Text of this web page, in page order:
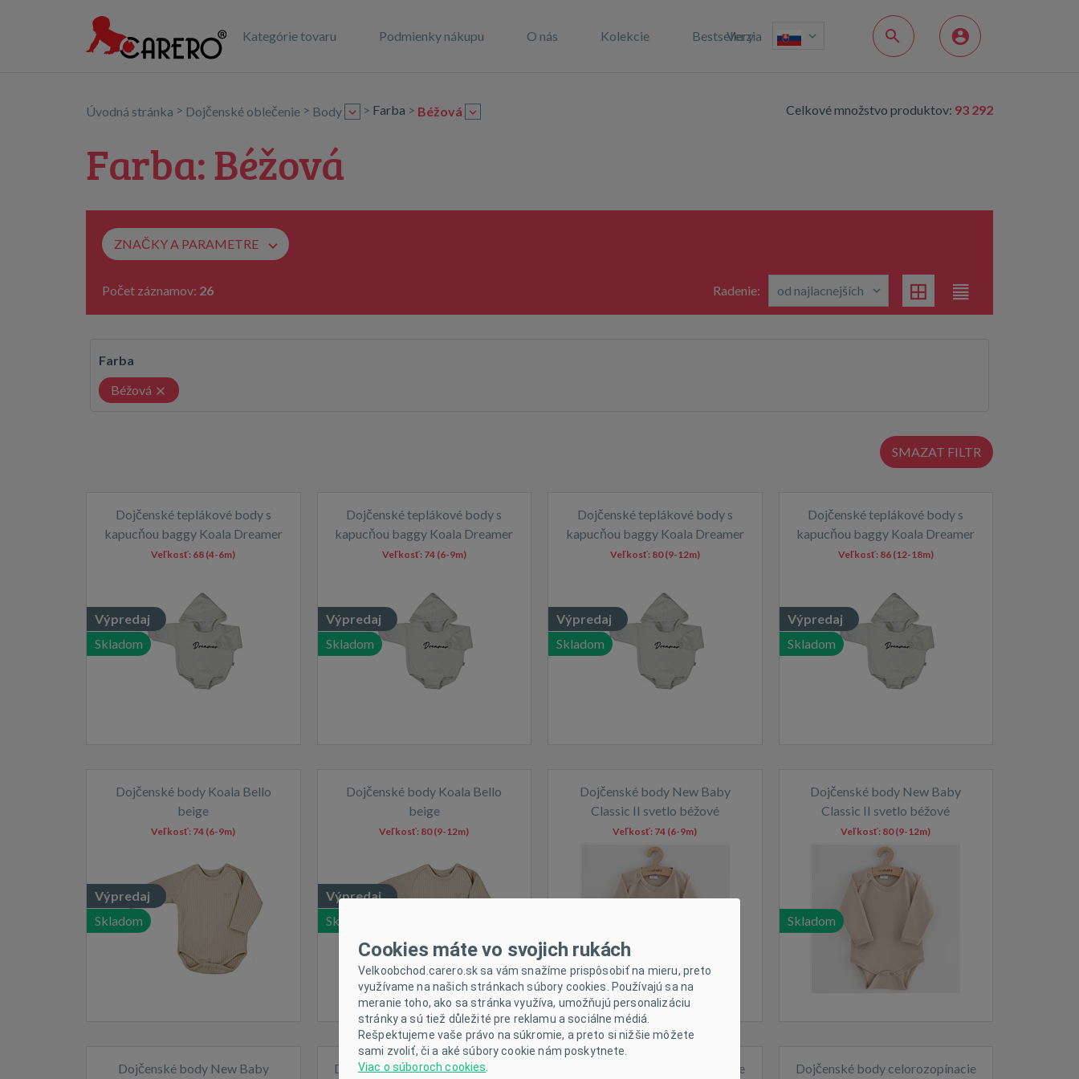
Kategórie tovaru Podmienky nákupu O nás Kolekcie Bestsellery
Verzia
Celkové množstvo produktov: 93 292
Úvodná stránka > Dojčenské oblečenie > Body > Farba > Béžová
Farba: Béžová
ZNAČKY A PARAMETRE
Radenie:
Počet záznamov: 26
Farba
Béžová
SMAZAT FILTR
Dojčenské teplákové body s
kapucňou baggy Koala Dreamer
béžová
Výpredaj
Skladom
Veľkosť: 68 (4-6m)
Dojčenské teplákové body s
kapucňou baggy Koala Dreamer
béžová
Výpredaj
Skladom
Veľkosť: 74 (6-9m)
Dojčenské teplákové body s
kapucňou baggy Koala Dreamer
béžová
Výpredaj
Skladom
Veľkosť: 80 (9-12m)
Dojčenské teplákové body s
kapucňou baggy Koala Dreamer
béžová
Výpredaj
Skladom
Veľkosť: 86 (12-18m)
Dojčenské body Koala Bello
beige
Výpredaj
Skladom
Veľkosť: 74 (6-9m)
Dojčenské body Koala Bello
beige
Výpredaj
Skladom
Veľkosť: 80 (9-12m)
Dojčenské body New Baby
Classic II svetlo béžové
Veľkosť: 74 (6-9m)
Dojčenské body New Baby
Classic II svetlo béžové
Skladom
Veľkosť: 80 (9-12m)
Dojčenské body New Baby
Dojčenské body celorozopínacie
Dojčenské body celorozopínacie
Dojčenské body celorozopínacie
Cookies máte vo svojich rukách
Velkoobchod.carero.sk sa vám snažíme prispôsobiť na mieru, preto
využívame na našich stránkach súbory cookies. Používajú sa na
meranie toho, ako sa stránka využíva, umožňujú personalizáciu
stránky a sú tiež důležité pre reklamu a sociálne médiá.
Rešpektujeme vaše právo na súkromie, a preto si nižšie môžete
sami zvoliť, či a aké súbory cookie nám poskytnete.
Viac o súboroch cookies